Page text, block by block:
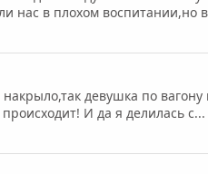
нас в плохом воспитании,но
девушка по
И да я делилась с...